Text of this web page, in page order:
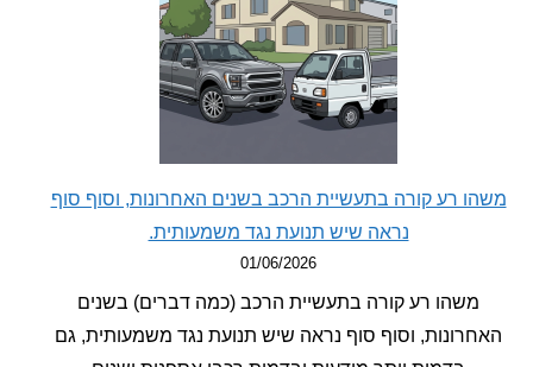
–
שדה
מגנטי
נמוך
מאוד
הביא
להפרעות
עטלפים.
רע קורה בתעשיית הרכב בשנים האחרונות, וסוף סוף
נראה שיש תנועת נגד משמעותית.
01/06/2026
רע קורה בתעשיית הרכב (כמה דברים) בשנים
וסוף סוף נראה שיש תנועת נגד משמעותית, גם